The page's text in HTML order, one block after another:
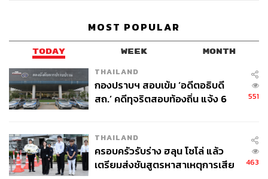
MOST POPULAR
TODAY WEEK MONTH
THAILAND
กองปราบฯ สอบเข้ม ‘อดีตอธิบดี
สถ.’ คดีทุจริตสอบท้องถิ่น แจ้ง 6
551
THAILAND
ครอบครัวรับร่าง ฮลุน โซโล่ แล้ว
เตรียมส่งชันสูตรหาสาเหตุการเสีย
463